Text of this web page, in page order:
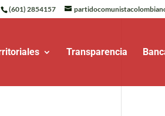
(601) 2854157
Transparencia